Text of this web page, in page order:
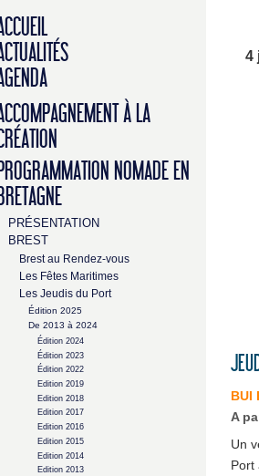
À LA
PROGRAMMATION NOMADE EN
BRETAGNE
PRÉSENTATION
BREST
Brest au Rendez-vous
Les Fêtes Maritimes
Les Jeudis du Port
Édition 2025
De 2013 à 2024
Édition 2024
Édition 2023
Édition 2022
Edition 2019
Edition 2018
Edition 2017
Edition 2016
Edition 2015
Edition 2014
Edition 2013
4
BUI
A
Un
Port